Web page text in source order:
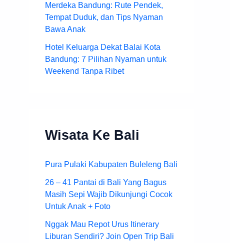
Merdeka Bandung: Rute Pendek,
Tempat Duduk, dan Tips Nyaman
Bawa Anak
Hotel Keluarga Dekat Balai Kota
Bandung: 7 Pilihan Nyaman untuk
Weekend Tanpa Ribet
Wisata Ke Bali
Pura Pulaki Kabupaten Buleleng Bali
26 – 41 Pantai di Bali Yang Bagus
Masih Sepi Wajib Dikunjungi Cocok
Untuk Anak + Foto
Nggak Mau Repot Urus Itinerary
Liburan Sendiri? Join Open Trip Bali